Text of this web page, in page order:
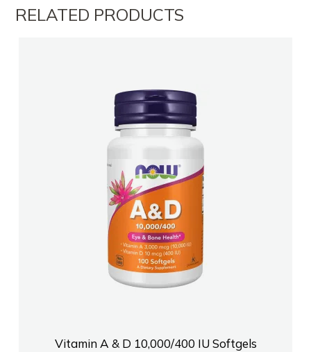
RELATED PRODUCTS
Vitamin A & D 10,000/400 IU Softgels